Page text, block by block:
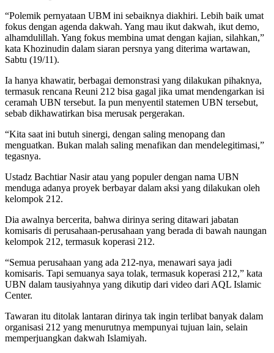
“Polemik pernyataan UBM ini sebaiknya diakhiri. Lebih baik umat
fokus dengan agenda dakwah. Yang mau ikut dakwah, ikut demo,
alhamdulillah. Yang fokus membina umat dengan kajian, silahkan,”
kata Khozinudin dalam siaran persnya yang diterima wartawan,
Sabtu (19/11).
Ia hanya khawatir, berbagai demonstrasi yang dilakukan pihaknya,
termasuk rencana Reuni 212 bisa gagal jika umat mendengarkan isi
ceramah UBN tersebut. Ia pun menyentil statemen UBN tersebut,
sebab dikhawatirkan bisa merusak pergerakan.
“Kita saat ini butuh sinergi, dengan saling menopang dan
menguatkan. Bukan malah saling menafikan dan mendelegitimasi,”
tegasnya.
Ustadz Bachtiar Nasir atau yang populer dengan nama UBN
menduga adanya proyek berbayar dalam aksi yang dilakukan oleh
kelompok 212.
Dia awalnya bercerita, bahwa dirinya sering ditawari jabatan
komisaris di perusahaan-perusahaan yang berada di bawah naungan
kelompok 212, termasuk koperasi 212.
“Semua perusahaan yang ada 212-nya, menawari saya jadi
komisaris. Tapi semuanya saya tolak, termasuk koperasi 212,” kata
UBN dalam tausiyahnya yang dikutip dari video dari AQL Islamic
Center.
Tawaran itu ditolak lantaran dirinya tak ingin terlibat banyak dalam
organisasi 212 yang menurutnya mempunyai tujuan lain, selain
memperjuangkan dakwah Islamiyah.